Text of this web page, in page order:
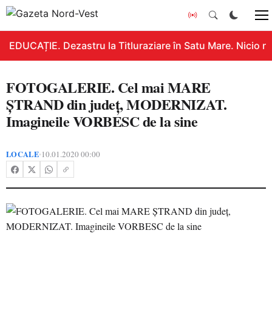
EDUCAȚIE. Dezastru la Titluraziare în Satu Mare. Nicio
FOTOGALERIE. Cel mai MARE
ȘTRAND din județ, MODERNIZAT.
Imagineile VORBESC de la sine
LOCALE•10.01.2020 00:00